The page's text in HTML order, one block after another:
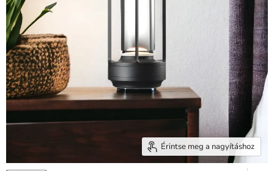
Érintse meg a nagyításhoz